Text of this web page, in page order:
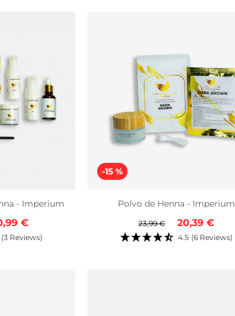
- Imperium
€
(3 Reviews)
-15 %
Polvo de Henna - Imperium
Precio
regular
23,99 €
Precio
de
20,39 €
4.5 (6 Reviews)